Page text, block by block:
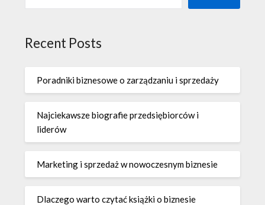
Recent Posts
Poradniki biznesowe o zarządzaniu i sprzedaży
Najciekawsze biografie przedsiębiorców i
liderów
Marketing i sprzedaż w nowoczesnym biznesie
Dlaczego warto czytać książki o biznesie